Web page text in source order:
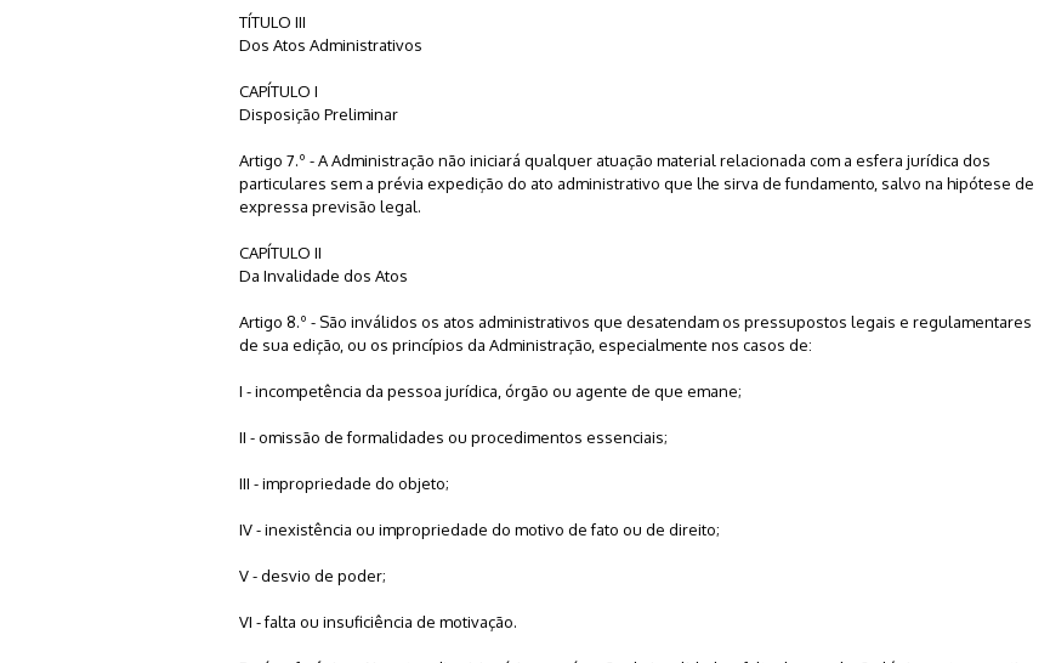
TÍTULO III
Dos Atos Administrativos
CAPÍTULO I
Disposição Preliminar
Artigo 7.º - A Administração não iniciará qualquer atuação material relacionada com a esfera jurídica dos
particulares sem a prévia expedição do ato administrativo que lhe sirva de fundamento, salvo na hipótese de
expressa previsão legal.
CAPÍTULO II
Da Invalidade dos Atos
Artigo 8.º - São inválidos os atos administrativos que desatendam os pressupostos legais e regulamentares
de sua edição, ou os princípios da Administração, especialmente nos casos de:
I - incompetência da pessoa jurídica, órgão ou agente de que emane;
II - omissão de formalidades ou procedimentos essenciais;
III - impropriedade do objeto;
IV - inexistência ou impropriedade do motivo de fato ou de direito;
V - desvio de poder;
VI - falta ou insuficiência de motivação.